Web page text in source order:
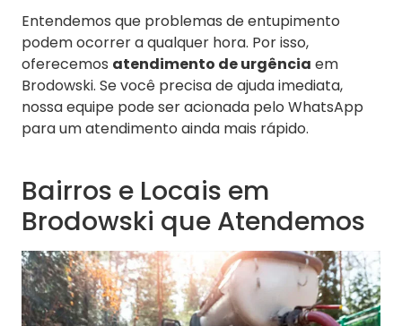
Entendemos que problemas de entupimento
podem ocorrer a qualquer hora. Por isso,
oferecemos atendimento de urgência em
Brodowski. Se você precisa de ajuda imediata,
nossa equipe pode ser acionada pelo WhatsApp
para um atendimento ainda mais rápido.
Bairros e Locais em
Brodowski que Atendemos